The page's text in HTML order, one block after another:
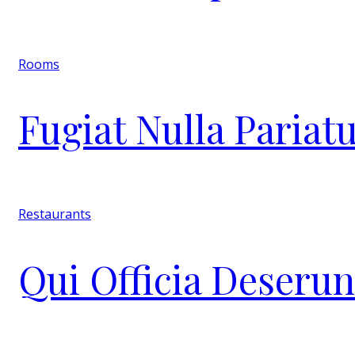
Rooms
Fugiat Nulla
Restaurants
Qui Officia